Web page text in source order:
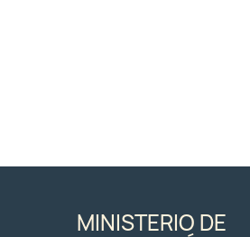
MINISTERIO DE